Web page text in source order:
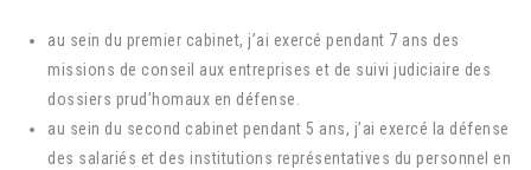
au sein du premier cabinet, j’ai exercé pendant 7 ans des
missions de conseil aux entreprises et de suivi judiciaire des
dossiers prud’homaux en défense.
au sein du second cabinet pendant 5 ans, j’ai exercé la défense
des salariés et des institutions représentatives du personnel en